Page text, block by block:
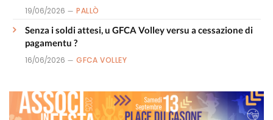
19/06/2026 PALLÒ
Senza i soldi attesi, u GFCA Volley versu a cessazione di
pagamentu ?
16/06/2026 GFCA VOLLEY